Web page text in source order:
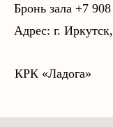
Бронь зала +7
Адрес: г.